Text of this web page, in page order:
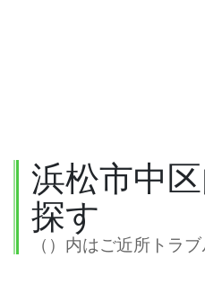
浜松市中
探す
（）内はご近所トラ